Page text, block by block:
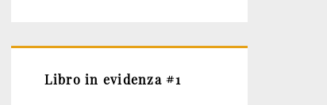
Libro in evidenza #1